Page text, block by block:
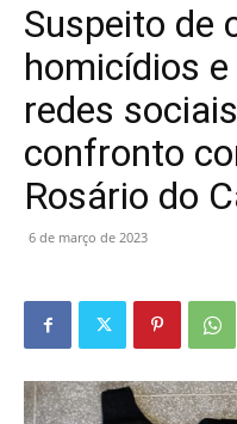
Suspeito de
homicídios
redes
confronto
Rosário do
6 de março de 2023